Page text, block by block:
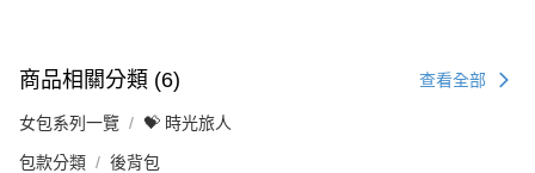
商品相關分類 (6) 查看全部
女包系列一覽 💝 時光旅人
包款分類 後背包